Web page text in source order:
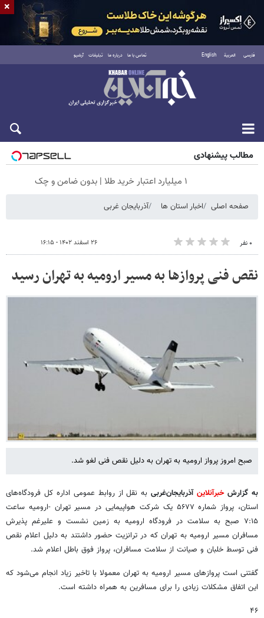
فارسی العربية English تماس با ما درباره ما تبلیغات آرشیو
پنجشنبه ۱۵ مرداد ۱۴۰۵
مطالب پیشنهادی
۱ میلیارد اعتبار خرید طلا | بدون ضامن و چک
صفحه اصلی اخبار استان ها آذربایجان غربی
۰ نفر ۲۶ اسفند ۱۴۰۲ - ۱۶:۱۵
نقص فنی پروازها به مسیر ارومیه به تهران رسید
صبح امروز پرواز ارومیه به تهران به دلیل نقص فنی لغو شد.
به گزارشخبرآنلاینآذربایجان‌غربیبه نقل از روابط عمومی اداره کل فرودگاه‌های
استان، پرواز شماره ۵۶۷۷ یک شرکت هواپیمایی در مسیر تهران -ارومیه ساعت
۷:۱۵ صبح به سلامت در فرودگاه ارومیه به زمین نشست و علیرغم پذیرش
مسافران مسیر ارومیه به تهران که در ترانزیت حضور داشتند به دلیل اعلام نقص
فنی توسط خلبان و صیانت از سلامت مسافران، پرواز فوق باطل اعلام شد.
گفتنی است پروازهای مسیر ارومیه به تهران معمولا با تاخیر زیاد انجام می‌شود که
این اتفاق مشکلات زیادی را برای مسافرین به همراه داشته است.
۴۶
×